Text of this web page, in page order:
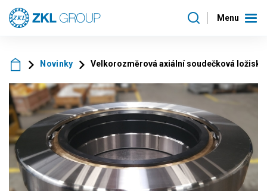
Menu
Novinky Velkorozměrová axiální soudečková